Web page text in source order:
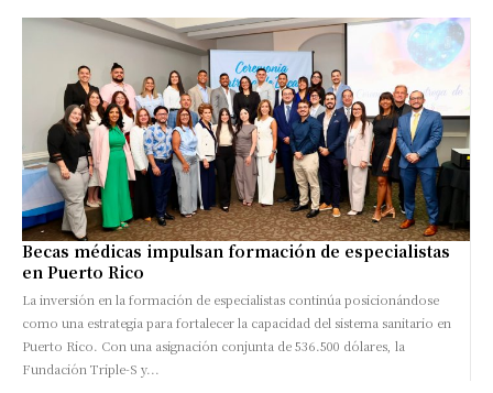
Becas médicas impulsan formación de especialistas
en Puerto Rico
La inversión en la formación de especialistas continúa posicionándose
como una estrategia para fortalecer la capacidad del sistema sanitario en
Puerto Rico. Con una asignación conjunta de 536.500 dólares, la
Fundación Triple-S y...